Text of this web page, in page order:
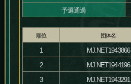
予選通過
順位 団体名
1 MJ.NET1943866
2
MJ.NET1944196
3
MJ.NET1943291